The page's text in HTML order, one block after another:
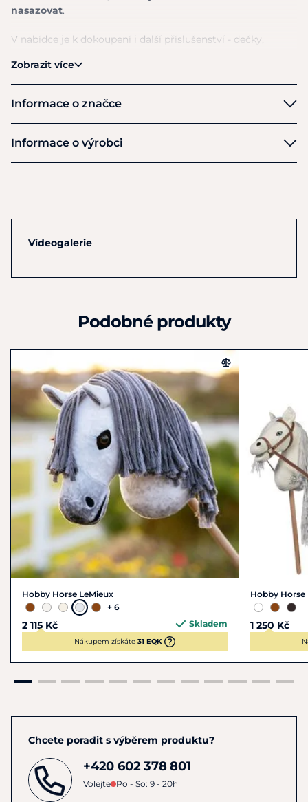
nasazovat.
V nabídce je k dokoupení i další příslušenství - dečky,
Materiál: hlava - polyester, dřevěná tyč cca 40cm, 100%
polyuretan - uzdečka
Pozor: nevhodné pro děti do 3 let
Zobrazit více
Informace o značce
HKM
Informace o výrobci
Veldenhauser Str 240
Neuenhaus
Německo
shop@hkm-sports.com
Videogalerie
Podobné produkty
Hobby Horse LeMieux
+ 6
2 115 Kč Skladem
Nákupem získáte 31 EQK
Hobby Horse
1 250 Kč
Chcete poradit s výběrem produktu?
+420 602 378 801
Volejte Po - So: 9 - 20h